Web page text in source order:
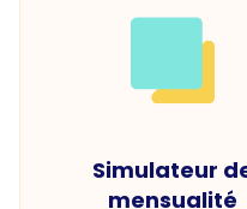
Simulateur
mensualité